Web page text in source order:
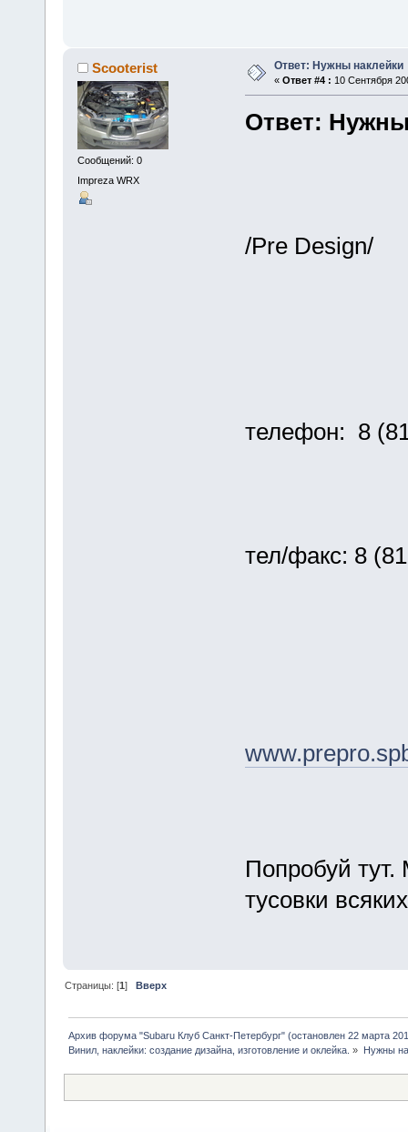
Scooterist
Сообщений: 0
Impreza WRX
Ответ: Нужны наклейки
« Ответ #4 : 10 Сентября
Ответ:
/Pre Design/
телефон: 8
тел/факс: 8
Попробуй тут.
тусовки
Страницы: [1] Вверх
Архив форума "Subaru Клуб Санкт-Петербург" (остановлен 22 марта
Винил, наклейки: создание дизайна, изготовление и оклейка. » Нужны